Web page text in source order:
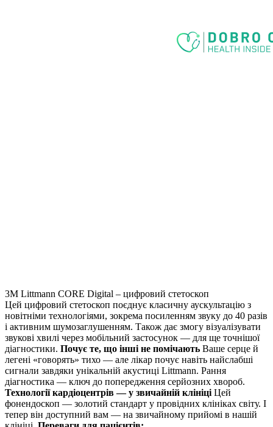
3M Littmann CORE Digital – цифровий стетоскоп
Цей цифровий стетоскоп поєднує класичну аускультацію з
новітніми технологіями, зокрема посиленням звуку до 40 разів
і активним шумозаглушенням. Також дає змогу візуалізувати
звукові хвилі через мобільний застосунок — для ще точнішої
діагностики. Почує те, що інші не помічають Ваше серце й
легені «говорять» тихо — але лікар почує навіть найслабші
сигнали завдяки унікальній акустиці Littmann. Рання
діагностика — ключ до попередження серйозних хвороб.
Технології кардіоцентрів — у звичайній клініці Цей
фонендоскоп — золотий стандарт у провідних клініках світу. І
тепер він доступний вам — на звичайному прийомі в нашій